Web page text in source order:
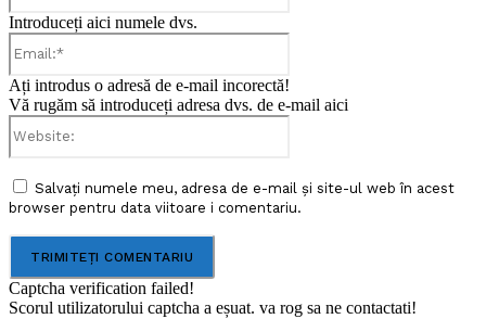
Introduceți aici numele dvs.
Ați introdus o adresă de e-mail incorectă!
Vă rugăm să introduceți adresa dvs. de e-mail aici
Salvați numele meu, adresa de e-mail și site-ul web în acest
browser pentru data viitoare i comentariu.
Captcha verification failed!
Scorul utilizatorului captcha a eșuat. va rog sa ne contactati!